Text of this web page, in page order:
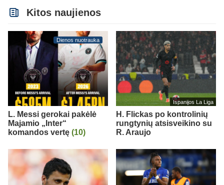
Kitos naujienos
Dienos nuotrauka
L. Messi gerokai pakėlė
Majamio „Inter“
komandos vertę (10)
Ispanijos La Liga
H. Flickas po kontrolinių
rungtynių atsisveikino su
R. Araujo